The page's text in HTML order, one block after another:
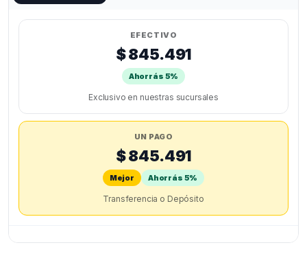
EFECTIVO
$ 845.491
Ahorrás 5%
Exclusivo en nuestras sucursales
UN PAGO
$ 845.491
Mejor Ahorrás 5%
Transferencia o Depósito